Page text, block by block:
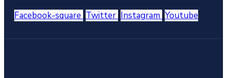
Facebook-square Twitter Instagram Youtube